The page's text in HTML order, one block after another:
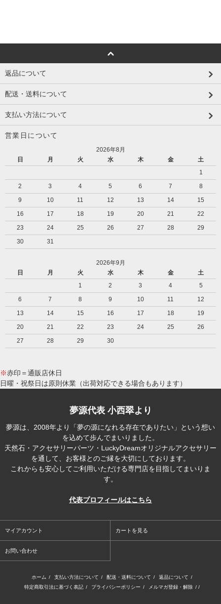
返品について
配送・送料について
支払い方法について
営業日について
2026年8月
日
月 火 水 木 金
土
1
2
3 4 5 6 7
8
9
10 11 12 13 14
15
16
17 18 19 20 21
22
23
24 25 26 27 28
29
30
31
2026年9月
日
月 火 水 木 金
土
1
2 3 4
5
6
7 8 9 10 11
12
13
14 15 16 17 18
19
20
21 22 23 24 25
26
27
28 29 30
※赤印＝通販店休日
日曜・祝祭日は原則休業（出荷対応できる場合もあります）
夢源代表 小西翠より
夢源は、2008年より「夢の源になれる存在でありたい」という想い
を込めて歩んでまいりました。
天然石・アクセサリーパーツ・LuckyDreamオリジナルアクセサリー
を通して、お客様とのご縁を大切にしております。
これからも安心してご利用いただける専門店を目指してまいりま
す。
代表プロフィールはこちら
マイアカウント カートを見る
お問い合わせ
ホーム / 支払い方法について / 配送・送料について / 返品について /
特定商取引法に基づく表記 / プライバシーポリシー / メルマガ登録・解除 / /